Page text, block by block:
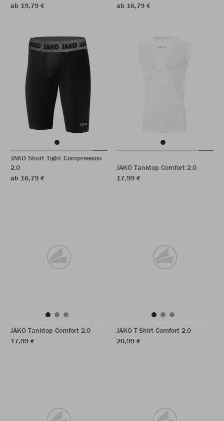
ab 19,79 €
ab 16,79 €
JAKO Short Tight Compression
2.0
ab 16,79 €
JAKO Tanktop Comfort 2.0
17,99 €
JAKO Tanktop Comfort 2.0
17,99 €
JAKO T-Shirt Comfort 2.0
20,99 €